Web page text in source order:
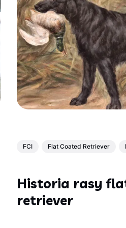
FCI Flat Coated Retriever
Historia rasy
retriever